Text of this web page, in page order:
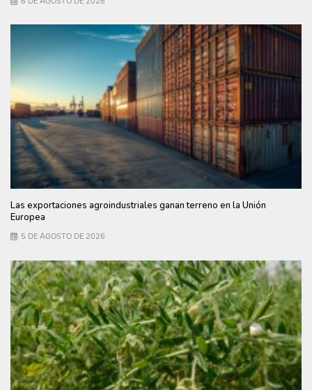
Las exportaciones agroindustriales ganan terreno en la Unión
Europea
5 DE AGOSTO DE 2026